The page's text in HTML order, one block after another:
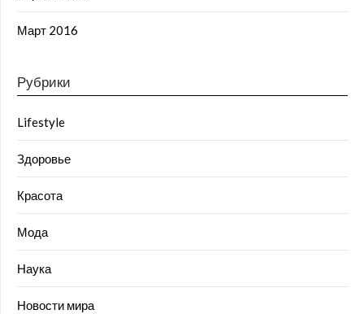
Март 2016
Рубрики
Lifestyle
Здоровье
Красота
Мода
Наука
Новости мира